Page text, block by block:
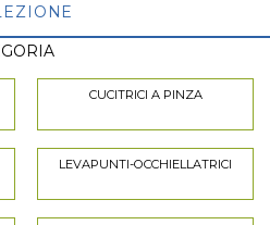
CUCITRICI A PINZA
LEVAPUNTI-OCCHIELLATRICI